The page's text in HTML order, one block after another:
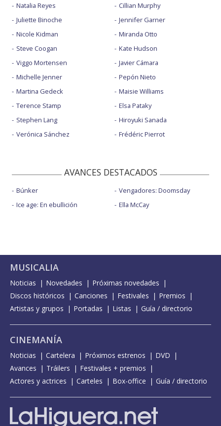
Natalia Reyes
Juliette Binoche
Nicole Kidman
Steve Coogan
Viggo Mortensen
Michelle Jenner
Martina Gedeck
Terence Stamp
Stephen Lang
Verónica Sánchez
Cillian Murphy
Jennifer Garner
Miranda Otto
Kate Hudson
Javier Cámara
Pepón Nieto
Maisie Williams
Elsa Pataky
Hiroyuki Sanada
Frédéric Pierrot
AVANCES DESTACADOS
Búnker
Ice age: En ebullición
Vengadores: Doomsday
Ella McCay
MUSICALIA
Noticias Novedades
Próximas novedades
Discos históricos
Canciones Festivales
Premios
Artistas y grupos
Portadas Listas Guía / directorio
CINEMANÍA
Noticias Cartelera Próximos estrenos
DVD
Avances
Tráilers
Festivales + premios
Actores y actrices
Carteles Box-office Guía / directorio